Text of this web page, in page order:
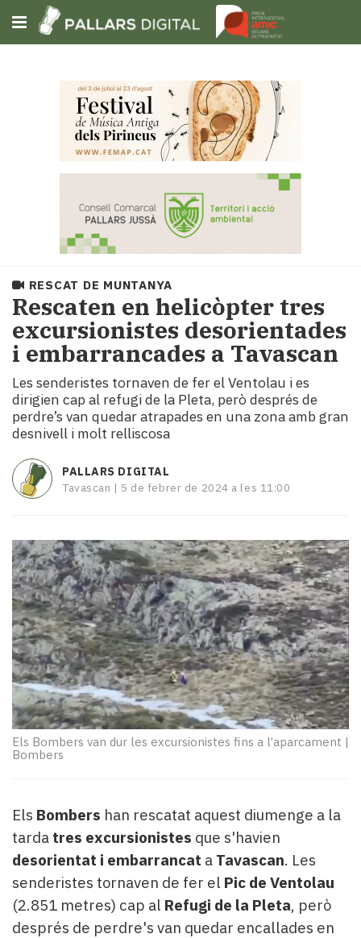
Subscriu-t'hi
Portada
Societat
Política
i
municipis
Economia
turisme
Cultura
Esports
tant!
TV
i
El
temps
Reportatges
Entrevistes
Enquestes
A
escena!
Dis
la
teva!
Subscriptors
La
newsletter
Contingut
patrocinat
Lo
més
llegit...
Editorial
RESCAT DE MUNTANYA
Rescaten en helicòpter tres
excursionistes desorientades
i embarrancades a Tavascan
Les senderistes tornaven de fer el Ventolau i es
dirigien cap al refugi de la Pleta, però després de
perdre’s van quedar atrapades en una zona amb gran
desnivell i molt relliscosa
PALLARS DIGITAL
Tavascan | 5 de febrer de 2024 a les 11:00
Els Bombers van dur les excursionistes fins a l’aparcament |
Bombers
Els Bombers han rescatat aquest diumenge a la
tarda tres excursionistes que s'havien
desorientat i embarrancat a Tavascan. Les
senderistes tornaven de fer el Pic de Ventolau
(2.851 metres) cap al Refugi de la Pleta, però
després de perdre's van quedar encallades en